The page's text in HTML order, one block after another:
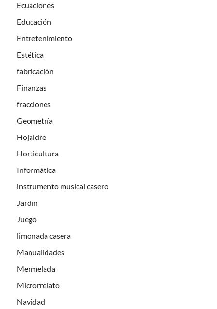
Ecuaciones
Educación
Entretenimiento
Estética
fabricación
Finanzas
fracciones
Geometría
Hojaldre
Horticultura
Informática
instrumento musical casero
Jardín
Juego
limonada casera
Manualidades
Mermelada
Microrrelato
Navidad